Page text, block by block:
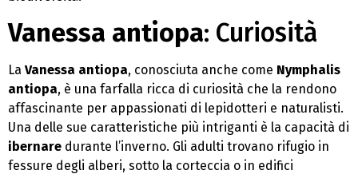
Vanessa antiopa: Curiosità
La Vanessa antiopa, conosciuta anche come Nymphalis
antiopa, è una farfalla ricca di curiosità che la rendono
affascinante per appassionati di lepidotteri e naturalisti.
Una delle sue caratteristiche più intriganti è la capacità di
ibernare durante l’inverno. Gli adulti trovano rifugio in
fessure degli alberi, sotto la corteccia o in edifici